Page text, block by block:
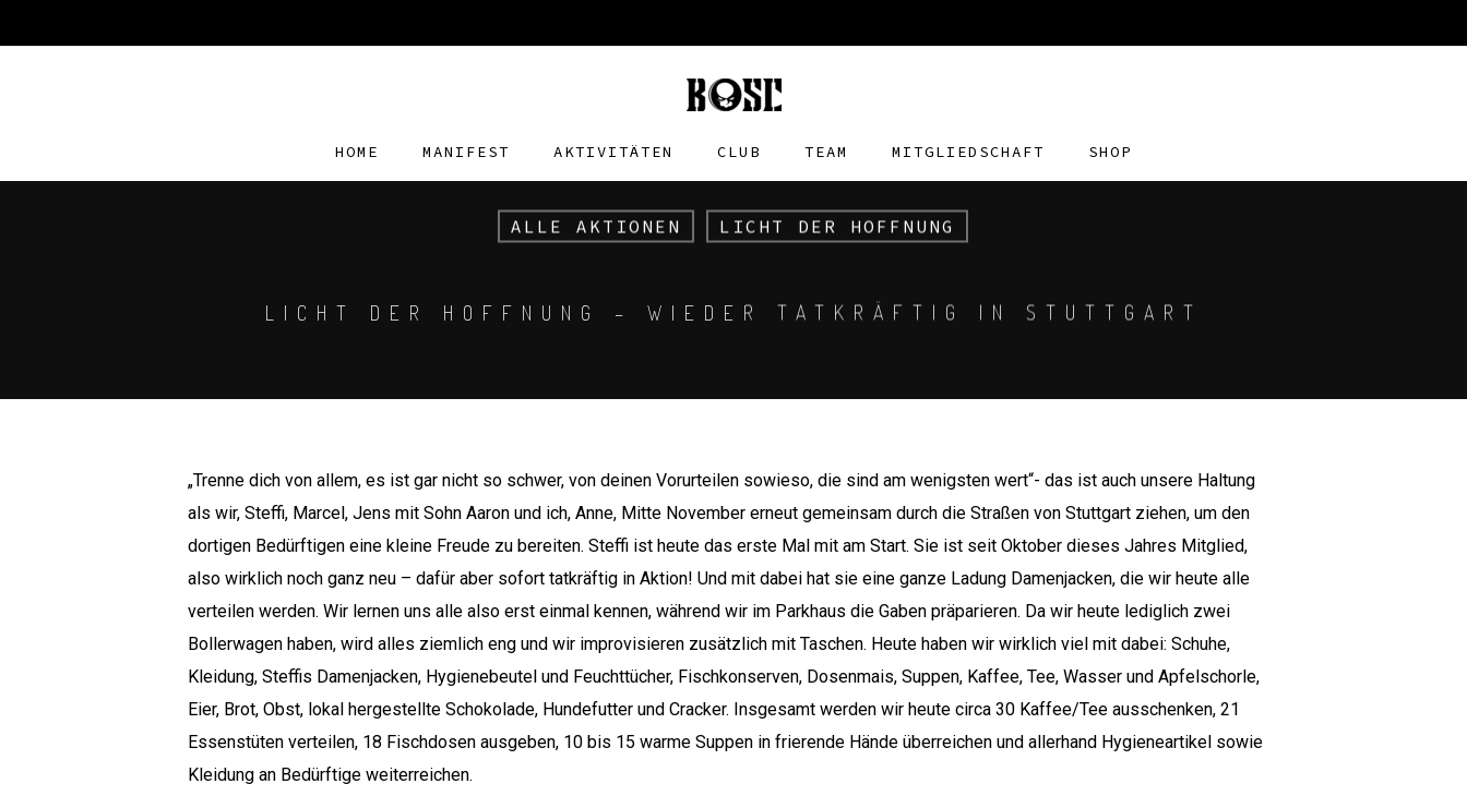
HOME MANIFEST AKTIVITÄTEN CLUB TEAM MITGLIEDSCHAFT SHOP
ALLE AKTIONEN LICHT DER HOFFNUNG
LICHT DER HOFFNUNG – WIEDER TATKRÄFTIG IN STUTTGART
„Trenne dich von allem, es ist gar nicht so schwer, von deinen Vorurteilen sowieso, die sind am wenigsten wert“- das ist auch unsere Haltung
als wir, Steffi, Marcel, Jens mit Sohn Aaron und ich, Anne, Mitte November erneut gemeinsam durch die Straßen von Stuttgart ziehen, um den
dortigen Bedürftigen eine kleine Freude zu bereiten. Steffi ist heute das erste Mal mit am Start. Sie ist seit Oktober dieses Jahres Mitglied,
also wirklich noch ganz neu – dafür aber sofort tatkräftig in Aktion! Und mit dabei hat sie eine ganze Ladung Damenjacken, die wir heute alle
verteilen werden. Wir lernen uns alle also erst einmal kennen, während wir im Parkhaus die Gaben präparieren. Da wir heute lediglich zwei
Bollerwagen haben, wird alles ziemlich eng und wir improvisieren zusätzlich mit Taschen. Heute haben wir wirklich viel mit dabei: Schuhe,
Kleidung, Steffis Damenjacken, Hygienebeutel und Feuchttücher, Fischkonserven, Dosenmais, Suppen, Kaffee, Tee, Wasser und Apfelschorle,
Eier, Brot, Obst, lokal hergestellte Schokolade, Hundefutter und Cracker. Insgesamt werden wir heute circa 30 Kaffee/Tee ausschenken, 21
Essenstüten verteilen, 18 Fischdosen ausgeben, 10 bis 15 warme Suppen in frierende Hände überreichen und allerhand Hygieneartikel sowie
Kleidung an Bedürftige weiterreichen.